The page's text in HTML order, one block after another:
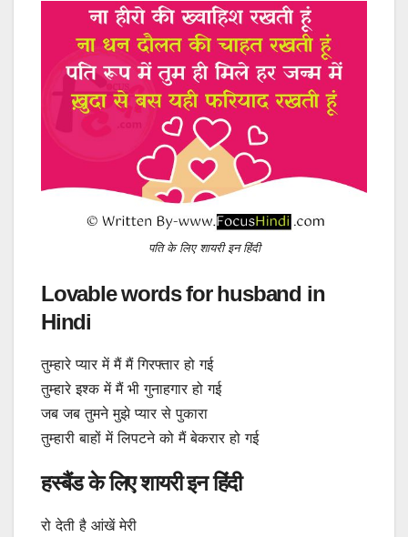
पति के लिए शायरी इन हिंदी
Lovable words for husband in
Hindi
तुम्हारे प्यार में मैं मैं गिरफ्तार हो गई
तुम्हारे इश्क में मैं भी गुनाहगार हो गई
जब जब तुमने मुझे प्यार से पुकारा
तुम्हारी बाहों में लिपटने को मैं बेकरार हो गई
हस्बैंड के लिए शायरी इन हिंदी
रो देती है आंखें मेरी